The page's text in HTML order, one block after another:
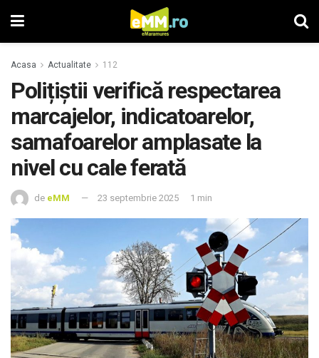
Acasa Actualitate 112
Polițiștii verifică respectarea
marcajelor, indicatoarelor,
samafoarelor amplasate la
nivel cu cale ferată
de eMM 23 septembrie 2025 1 min